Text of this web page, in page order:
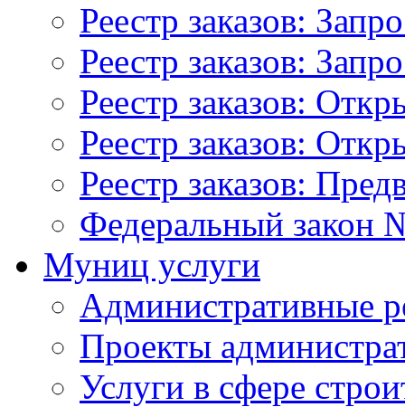
Реестр заказов:
Реестр заказов:
Реестр заказов:
Реестр заказов:
Реестр заказов:
Федеральный закон
Муниц услуги
Административные
Проекты
Услуги в сфере